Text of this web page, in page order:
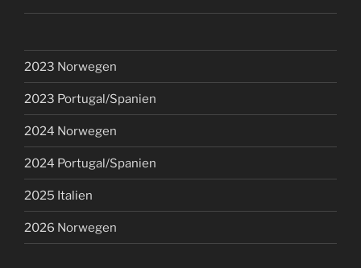
man
2023 Norwegen
2023 Portugal/Spanien
2024 Norwegen
2024 Portugal/Spanien
2025 Italien
2026 Norwegen